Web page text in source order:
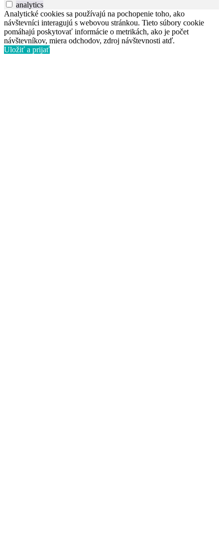
analytics
Analytické cookies sa používajú na pochopenie toho, ako
návštevníci interagujú s webovou stránkou. Tieto súbory cookie
pomáhajú poskytovať informácie o metrikách, ako je počet
návštevníkov, miera odchodov, zdroj návštevnosti atď.
Uložiť a prijať